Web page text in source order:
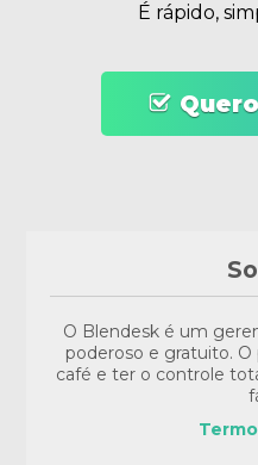
É rápido,
O Blendesk é um
poderoso e gratuito.
café e ter o controle